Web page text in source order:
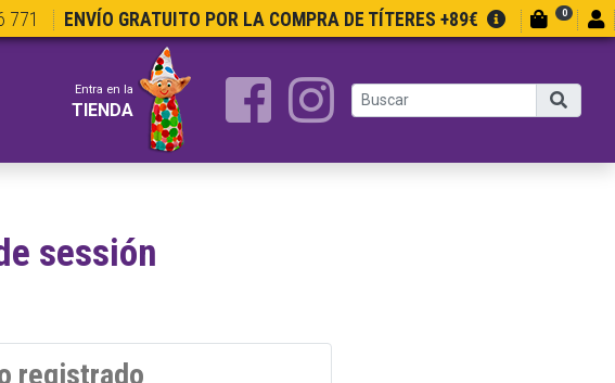
771 ENVÍO GRATUITO POR LA COMPRA DE TÍTERES +89€ 0
Entra en la
TIENDA
sessión
registrado